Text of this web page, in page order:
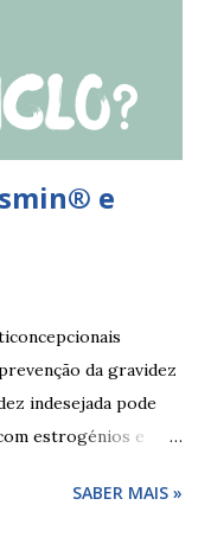
26° comprimido a
e
da gravidez
indesejada pode
estrogénios e
yasmin® e
SABER MAIS »